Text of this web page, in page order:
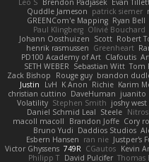
Leo S Brendon Padjasek Evan
Quddle Jameson patrick siemer
GREENCom'e Mapping Ryan Bell
Paul Klingberg Olivié Bouchard
Johann Oosthuizen Scott Robert
henrik rasmussen Greenheart
PD100 Academy of Art Clafoutis
SETH WEBER Sebastian Witt Tom
Zack Bishop
Rouge guy brandon
Justin
LvH K Anon Richie Karim
christian cuttino DaveHuman juanito
Volatility Stephen Smith joshy west
Daniel Schmid Leal Steele
macoll macoll
Brandon Joffe Cory
Bruno Yudi Daddios Studios
Esbern Hansen ran nie Justper's
Victor Ghyssens 749R CGautos Kevin
Philipp T David Pulcifer Thomas